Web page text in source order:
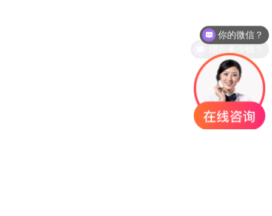
——氯化镁——
——纯碱——
——氧化镁——
现在多少钱？